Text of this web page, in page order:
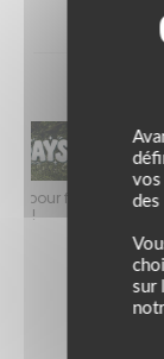
Jusqu’au 24
vos
des
sur